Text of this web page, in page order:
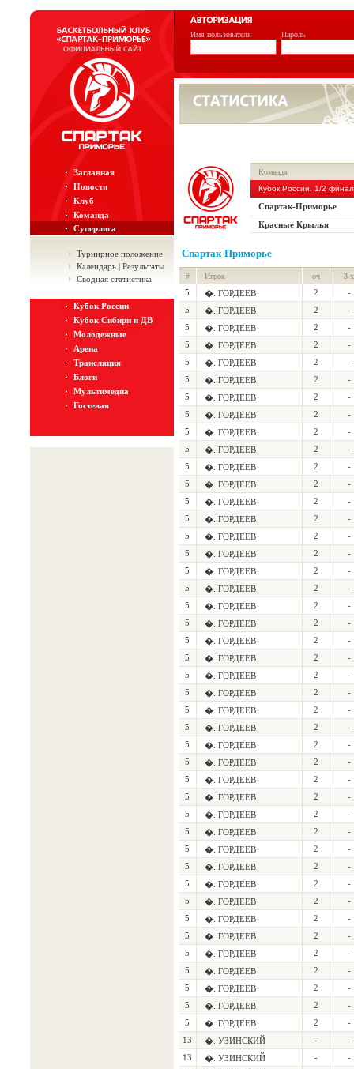
Имя пользователя Пароль
Заглавная
Новости
Клуб
Команда
Суперлига
Турнирное положение
Календарь | Результаты
Сводная статистика
Кубок России
Кубок Сибири и ДВ
Молодежные
Арена
Трансляция
Блоги
Мультимедиа
Гостевая
Команда
Кубок России. 1/2
Спартак-Приморье
Красные Крылья
Спартак-Приморье
# Игрок оч 3-х
5 �. ГОРДЕЕВ 2
-
5
�. ГОРДЕЕВ 2
-
5
�. ГОРДЕЕВ 2
-
5
�. ГОРДЕЕВ 2
-
5
�. ГОРДЕЕВ 2
-
5
�. ГОРДЕЕВ 2
-
5
�. ГОРДЕЕВ 2
-
5
�. ГОРДЕЕВ 2
-
5
�. ГОРДЕЕВ 2
-
5
�. ГОРДЕЕВ 2
-
5
�. ГОРДЕЕВ 2
-
5
�. ГОРДЕЕВ 2
-
5
�. ГОРДЕЕВ 2
-
5
�. ГОРДЕЕВ 2
-
5
�. ГОРДЕЕВ 2
-
5
�. ГОРДЕЕВ 2
-
5
�. ГОРДЕЕВ 2
-
5
�. ГОРДЕЕВ 2
-
5
�. ГОРДЕЕВ 2
-
5
�. ГОРДЕЕВ 2
-
5
�. ГОРДЕЕВ 2
-
5
�. ГОРДЕЕВ 2
-
5
�. ГОРДЕЕВ 2
-
5
�. ГОРДЕЕВ 2
-
5
�. ГОРДЕЕВ 2
-
5
�. ГОРДЕЕВ 2
-
5
�. ГОРДЕЕВ 2
-
5
�. ГОРДЕЕВ 2
-
5
�. ГОРДЕЕВ 2
-
5
�. ГОРДЕЕВ 2
-
5
�. ГОРДЕЕВ 2
-
5
�. ГОРДЕЕВ 2
-
5
�. ГОРДЕЕВ 2
-
5
�. ГОРДЕЕВ 2
-
5
�. ГОРДЕЕВ 2
-
5
�. ГОРДЕЕВ 2
-
5
�. ГОРДЕЕВ 2
-
5
�. ГОРДЕЕВ 2
-
5
�. ГОРДЕЕВ 2
-
5
�. ГОРДЕЕВ 2
-
5
�. ГОРДЕЕВ 2
-
5
�. ГОРДЕЕВ 2
-
5
�. ГОРДЕЕВ 2
-
13
�. УЗИНСКИЙ -
-
13
�. УЗИНСКИЙ -
-